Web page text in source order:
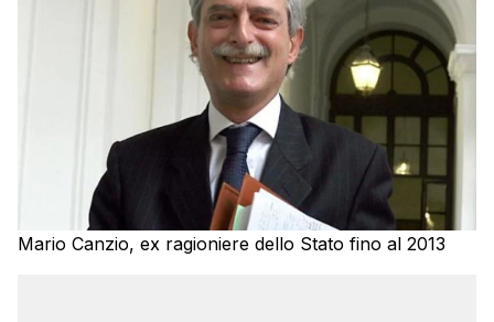
Mario Canzio, ex ragioniere dello Stato fino al 2013